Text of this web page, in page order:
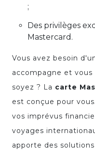
;
Des privilèges
Mastercard.
Vous avez besoin
accompagne et
soyez ? La carte
est conçue pour
vos imprévus
voyages
apporte des